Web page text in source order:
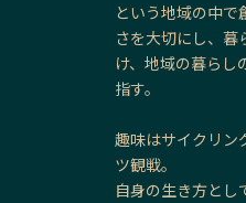
という地域の中で
さを大切にし、
け、地域の暮らし
指す。
趣味はサイクリン
ツ観戦。
自身の生き方とし